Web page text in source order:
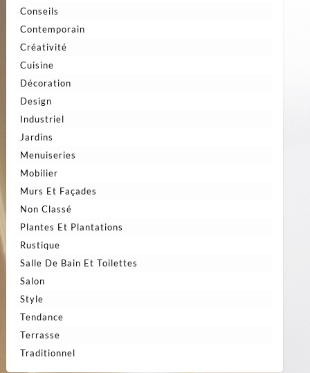
Conseils
Contemporain
Créativité
Cuisine
Décoration
Design
Industriel
Jardins
Menuiseries
Mobilier
Murs Et Façades
Non Classé
Plantes Et Plantations
Rustique
Salle De Bain Et Toilettes
Salon
Style
Tendance
Terrasse
Traditionnel